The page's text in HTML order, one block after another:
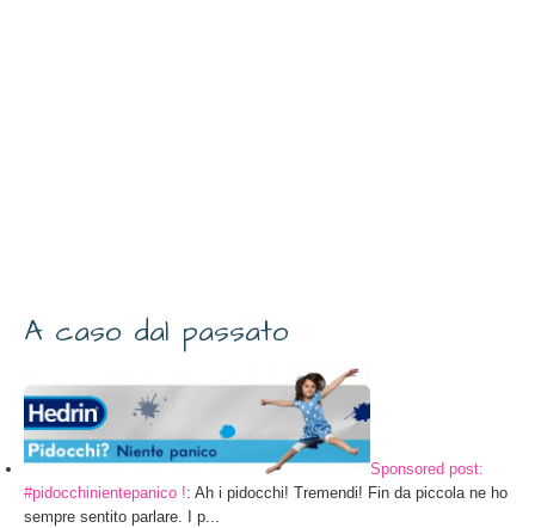
A caso dal passato
Sponsored post:
#pidocchinientepanico !: Ah i pidocchi! Tremendi! Fin da piccola ne ho
sempre sentito parlare. I p...